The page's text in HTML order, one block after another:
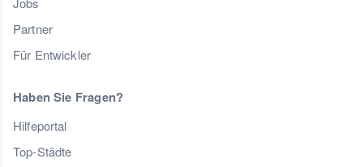
Partner
Für Entwickler
Haben Sie Fragen?
Hilfeportal
Top-Städte